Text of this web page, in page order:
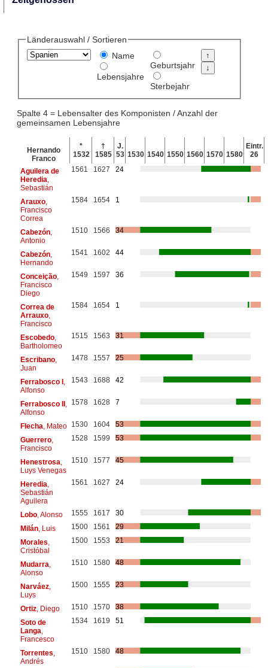
Länderauswahl / Sortieren
Name
Lebensjahre
Geburtsjahr
Sterbejahr
Spalte 4 = Lebensalter des Komponisten / Anzahl der
gemeinsamen Lebensjahre
Hernando
Franco
*
1532
†
1585
J.
53 1530 1540 1550 1560 1570 1580
Eintr.
26
Aguilera de
Heredia
Sebastián
1561 1627 24
Arauxo,
Francisco
Correa
1584 1654 1
Cabezón,
Antonio
1510 1566 34
Cabezón,
Hernando
1541 1602 44
Conceição,
Francisco
Diego
1549 1597 36
Correa de
Arrauxo,
Francisco
1584 1654 1
Escobedo,
Bartholomeo
1515 1563 31
Escribano,
Juan
1478 1557 25
Ferrabosco I,
Alfonso
1543 1688 42
Ferrabosco II,
Alfonso
1578 1628 7
Flecha , Mateo 1530 1604
53
Guerrero,
Francisco
1528 1599 53
Henestrosa
Luys Venegas
1510 1577 45
Heredia
Sebastián
Aguilera
1561 1627 24
Lobo, Alonso 1555 1617
30
Milán, Luis 1500 1561
29
Morales
Cristóbal
1500 1553 21
Mudarra
Alonso
1510 1580 48
Narváez,
Luys
1500 1555 23
Ortiz, Diego 1510 1570
38
Soto de
Langa
Francesco
1534 1619 51
Torrentes
Andrés
1510 1580 48